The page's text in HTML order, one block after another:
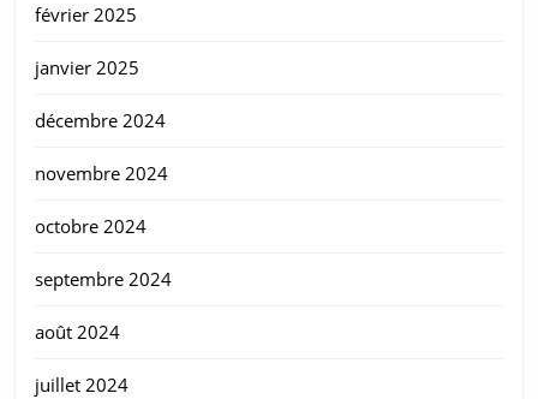
février 2025
janvier 2025
décembre 2024
novembre 2024
octobre 2024
septembre 2024
août 2024
juillet 2024